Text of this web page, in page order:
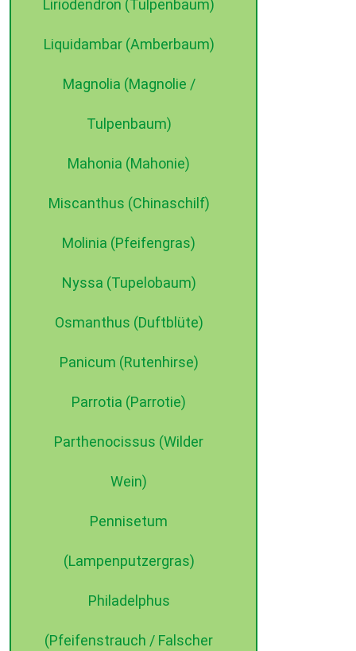
Liriodendron (Tulpenbaum)
Liquidambar (Amberbaum)
Magnolia (Magnolie /
Tulpenbaum)
Mahonia (Mahonie)
Miscanthus (Chinaschilf)
Molinia (Pfeifengras)
Nyssa (Tupelobaum)
Osmanthus (Duftblüte)
Panicum (Rutenhirse)
Parrotia (Parrotie)
Parthenocissus (Wilder
Wein)
Pennisetum
(Lampenputzergras)
Philadelphus
(Pfeifenstrauch / Falscher